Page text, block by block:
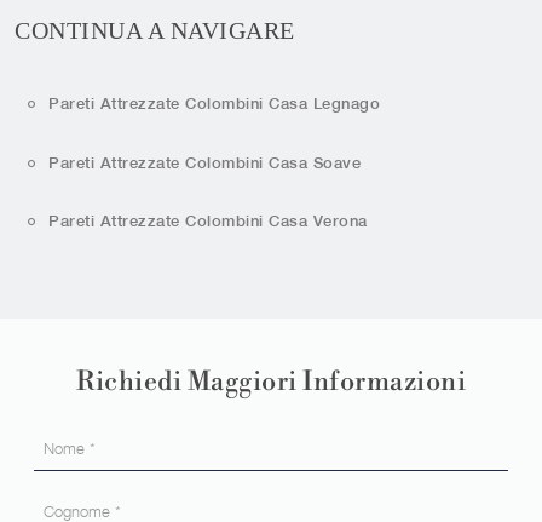
CONTINUA A NAVIGARE
Pareti Attrezzate Colombini Casa Legnago
Pareti Attrezzate Colombini Casa Soave
Pareti Attrezzate Colombini Casa Verona
Richiedi Maggiori Informazioni